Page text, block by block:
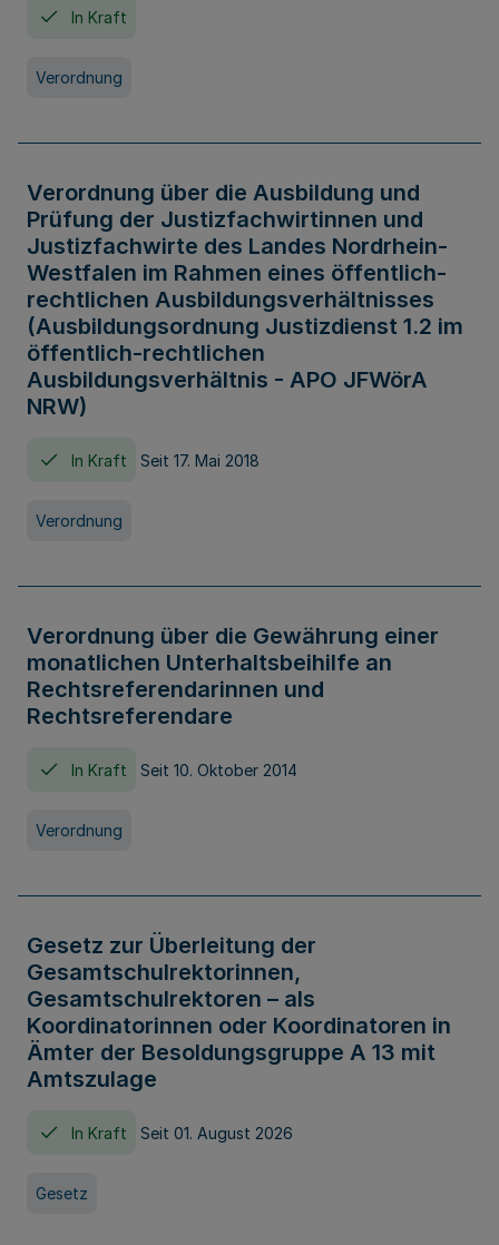
In Kraft
Verordnung
Verordnung über die Ausbildung und
Prüfung der Justizfachwirtinnen und
Justizfachwirte des Landes Nordrhein-
Westfalen im Rahmen eines öffentlich-
rechtlichen Ausbildungsverhältnisses
(Ausbildungsordnung Justizdienst 1.2 im
öffentlich-rechtlichen
Ausbildungsverhältnis - APO JFWörA
NRW)
In Kraft Seit 17. Mai 2018
Verordnung
Verordnung über die Gewährung einer
monatlichen Unterhaltsbeihilfe an
Rechtsreferendarinnen und
Rechtsreferendare
In Kraft Seit 10. Oktober 2014
Verordnung
Gesetz zur Überleitung der
Gesamtschulrektorinnen,
Gesamtschulrektoren – als
Koordinatorinnen oder Koordinatoren in
Ämter der Besoldungsgruppe A 13 mit
Amtszulage
In Kraft Seit 01. August 2026
Gesetz